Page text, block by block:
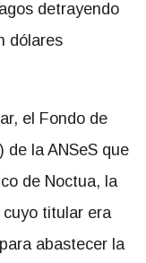
detrayendo
dólares
el Fondo de
de la ANSeS que
de Noctua, la
titular era
abastecer la